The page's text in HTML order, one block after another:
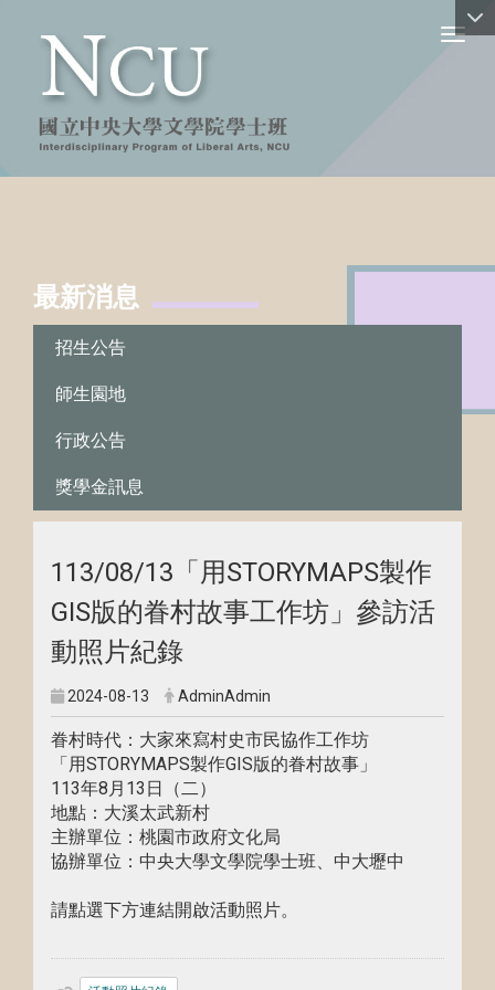
最新消息
招生公告
師生園地
行政公告
獎學金訊息
113/08/13「用STORYMAPS製作
GIS版的眷村故事工作坊」參訪活
動照片紀錄
2024-08-13 AdminAdmin
眷村時代：大家來寫村史市民協作工作坊
「用STORYMAPS製作GIS版的眷村故事」
113年8月13日（二）
地點：大溪太武新村
主辦單位：桃園市政府文化局
協辦單位：中央大學文學院學士班、中大壢中
請點選下方連結開啟活動照片。